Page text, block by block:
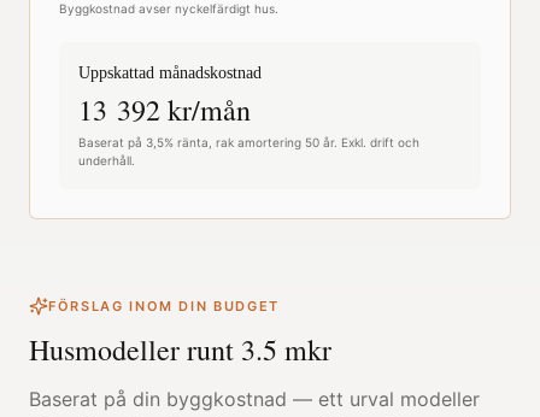
Byggkostnad avser nyckelfärdigt hus.
Uppskattad månadskostnad
13 392kr/mån
Baserat på 3,5% ränta, rak amortering 50 år. Exkl. drift och
underhåll.
FÖRSLAG INOM DIN BUDGET
Husmodeller runt 3.5 mkr
Baserat på din byggkostnad — ett urval modeller